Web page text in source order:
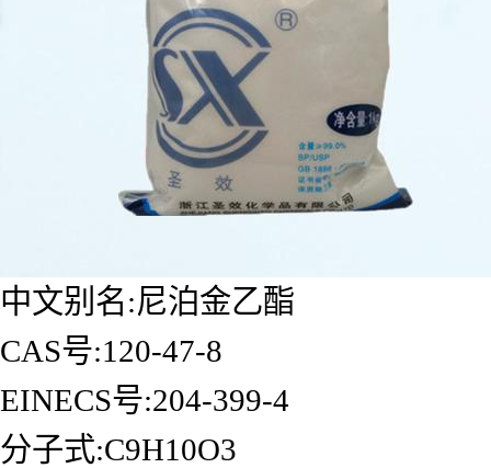
中文别名:尼泊金乙酯
CAS号:120-47-8
EINECS号:204-399-4
分子式:C9H10O3